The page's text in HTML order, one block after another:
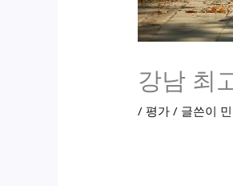
강남 최
/ 평가 / 글쓴이